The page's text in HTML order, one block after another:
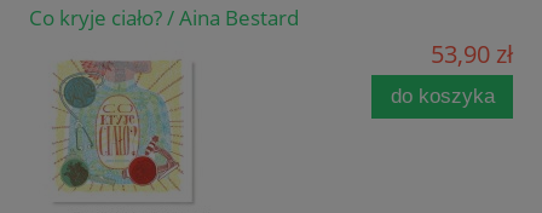
Co kryje ciało? / Aina Bestard
53,90 zł
do koszyka